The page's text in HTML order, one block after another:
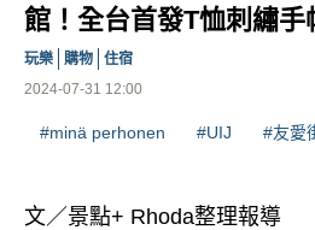
館！全台首發T恤刺繡手
2024-07-31 12:00
玩樂 購物 住宿
#minä perhonen #UIJ #友愛
文／景點+ Rhoda整理報導